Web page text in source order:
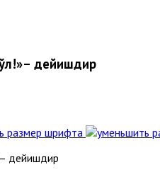
дейишдир
размер шрифта